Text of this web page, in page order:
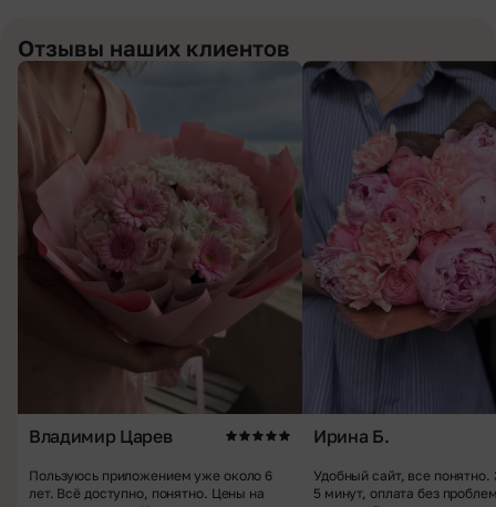
Отзывы наших клиентов
Владимир Царев
Пользуюсь приложением уже около 6
лет. Всё доступно, понятно. Цены на
Ирина Б.
Удобный сайт, все понятно.
5 минут, оплата без